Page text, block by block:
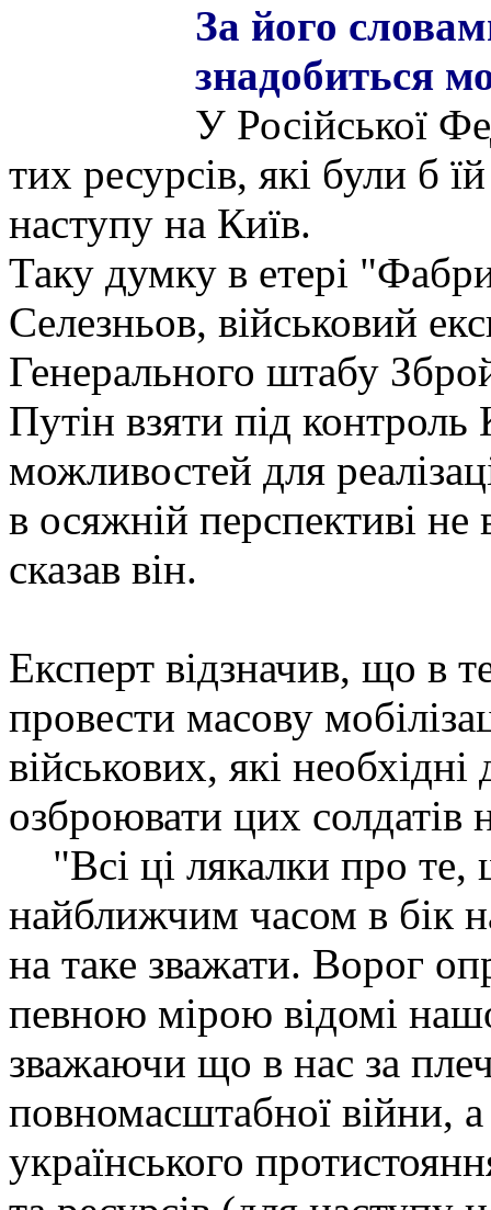
За його с
знадобиться
У Російської
тих ресурсів, які були б
наступу на Київ.
Таку думку в етері
Селезньов, військовий
Генерального штабу
Путін взяти під
можливостей для
в осяжній перспективі не
сказав він.
Експерт відзначив, що в
провести масову
військових, які
озброювати цих солдатів
"Всі ці лякалки про те,
найближчим часом в бік
на таке зважати. Ворог
певною мірою відомі
зважаючи що в нас за
повномасштабної війни,
українського